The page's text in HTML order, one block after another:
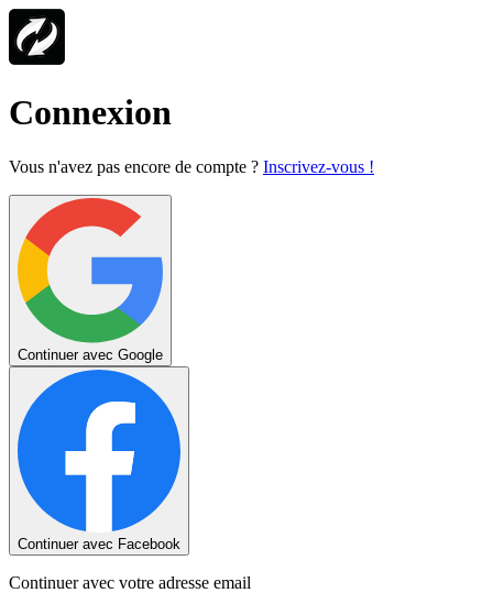
Connexion
Vous n'avez pas encore de compte ? Inscrivez-vous !
Continuer avec Google
Continuer avec Facebook
Continuer avec votre adresse email